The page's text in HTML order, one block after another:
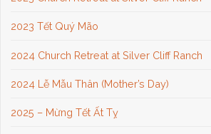
2023 Tết Quý Mão
2024 Church Retreat at Silver Cliff Ranch
2024 Lễ Mẫu Thân (Mother’s Day)
2025 – Mừng Tết Ất Tỵ